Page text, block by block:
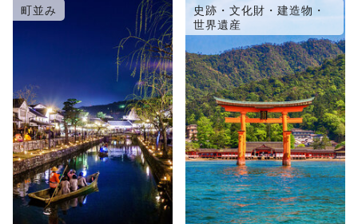
町並み
史跡・文化財・建造物・
世界遺産